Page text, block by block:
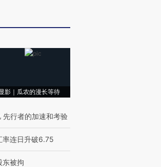
影｜瓜农的漫长等待
行者的加速和考验
率连日升破6.75
东被拘